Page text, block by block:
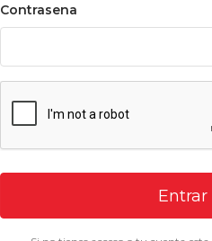
Contrasena
Entrar